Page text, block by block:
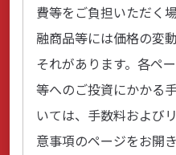
サポート・お手続き
会社案内
費等をご負担いただく
融商品等には価格の変
それがあります。各ペ
等へのご投資にかかる
いては、手数料および
意事項のページをお開